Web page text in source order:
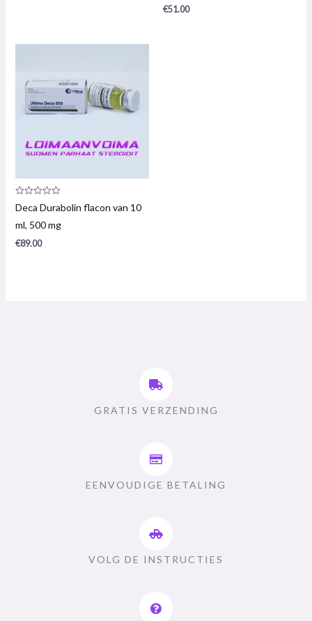
€51.00
Productrecensie:
0
5
Deca Durabolin flacon van 10
ml, 500 mg
€89.00
GRATIS VERZENDING
EENVOUDIGE BETALING
VOLG DE INSTRUCTIES